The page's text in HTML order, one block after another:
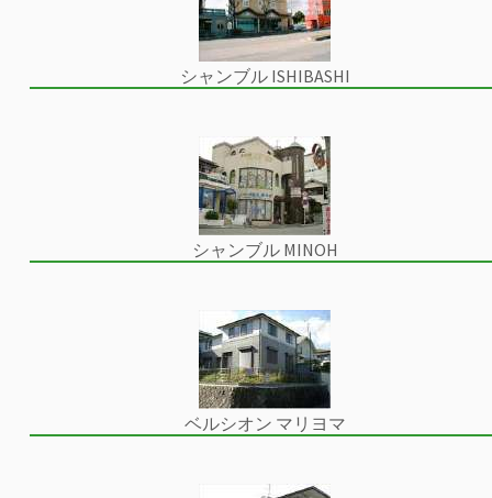
シャンブル ISHIBASHI
シャンブル MINOH
ベルシオン マリヨマ